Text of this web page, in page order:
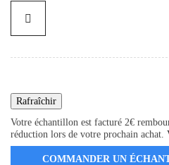
Votre échantillon est facturé 2€
réduction lors de votre prochain achat.
COMMANDER UN